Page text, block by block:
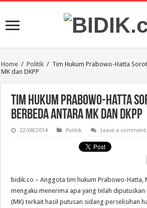
Home / Politik / Tim Hukum Prabowo-Hatta
MK dan DKPP
Tim Hukum Prabowo-Hatta
Berbeda Antara MK dan DKPP
22/08/2014 Politik Leave a comment
bidik.co – Anggota tim hukum Prabowo-Hatta,
mengaku menerima apa yang telah diputuskan
(MK) terkait hasil putusan sidang perselisihan